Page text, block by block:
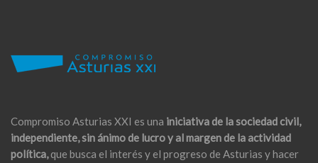
Compromiso Asturias XXI es una iniciativa de la sociedad civil,
independiente, sin ánimo de lucro y al margen de la actividad
política,que busca el interés y el progreso de Asturias y hacer